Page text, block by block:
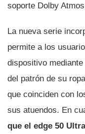
soporte Dolby
La nueva serie
permite a los
dispositivo
del patrón de su
que coinciden con
sus atuendos. En
que el edge 50